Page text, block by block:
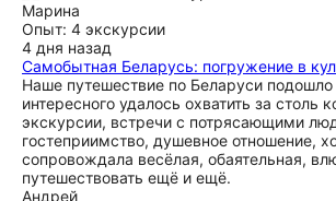
Марина
Опыт: 4 экскурсии
4 дня назад
Самобытная Беларусь: погружение в
Наше путешествие по Беларуси
интересного удалось охватить за
экскурсии, встречи с потрясающими
гостеприимство, душевное отношение,
сопровождала весёлая, обаятельная,
путешествовать ещё и ещё.
Андрей